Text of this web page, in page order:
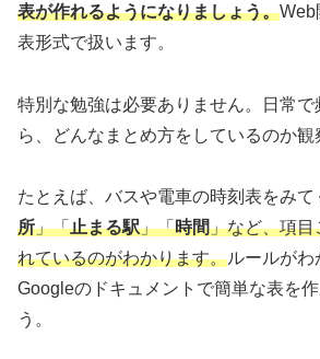
表が作れるようになりましょう。Web
表形式で扱います。
特別な勉強は必要ありません。日常
ら、どんなまとめ方をしているのか観
たとえば、バスや電車の時刻表をみて
所」「止まる駅」「時間」など、項目
れているのがわかります。ルールが
Googleのドキュメントで簡単な表を
う。